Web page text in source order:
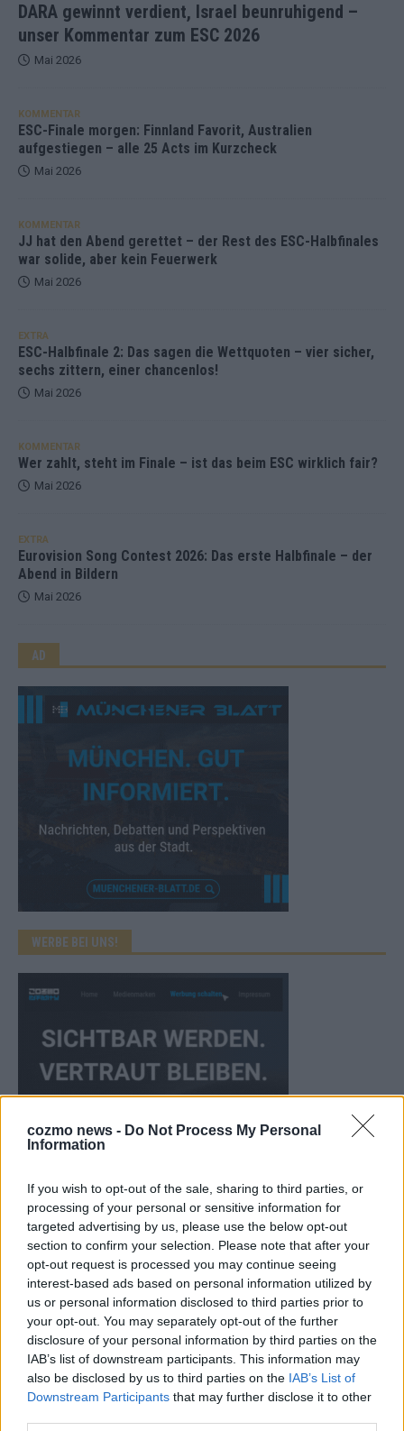
cozmo news - Do Not Process My Personal
Information
If you wish to opt-out of the sale, sharing to third parties, or
processing of your personal or sensitive information for
targeted advertising by us, please use the below opt-out
section to confirm your selection. Please note that after your
opt-out request is processed you may continue seeing
interest-based ads based on personal information utilized by
us or personal information disclosed to third parties prior to
your opt-out. You may separately opt-out of the further
disclosure of your personal information by third parties on the
IAB’s list of downstream participants. This information may
also be disclosed by us to third parties on the IAB’s List of
Downstream Participants that may further disclose it to other
DARA gewinnt verdient, Israel beunruhigend –
unser Kommentar zum ESC 2026
Mai 2026
KOMMENTAR
ESC-Finale morgen: Finnland Favorit, Australien
aufgestiegen – alle 25 Acts im Kurzcheck
Mai 2026
KOMMENTAR
JJ hat den Abend gerettet – der Rest des ESC-Halbfinales
war solide, aber kein Feuerwerk
Mai 2026
EXTRA
ESC-Halbfinale 2: Das sagen die Wettquoten – vier sicher,
sechs zittern, einer chancenlos!
Mai 2026
KOMMENTAR
Wer zahlt, steht im Finale – ist das beim ESC wirklich fair?
Mai 2026
EXTRA
Eurovision Song Contest 2026: Das erste Halbfinale – der
Abend in Bildern
Mai 2026
AD
WERBE BEI UNS!
CHECK UNS AUF FACEBOOK
AD